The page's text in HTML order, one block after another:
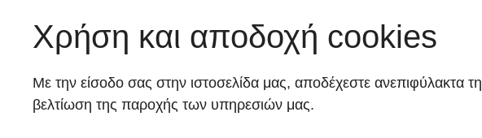
Χρήση και αποδοχή cookies
Με την είσοδο σας στην ιστοσελίδα μας, αποδέχεστε ανεπιφύλακτα
βελτίωση της παροχής των υπηρεσιών μας.